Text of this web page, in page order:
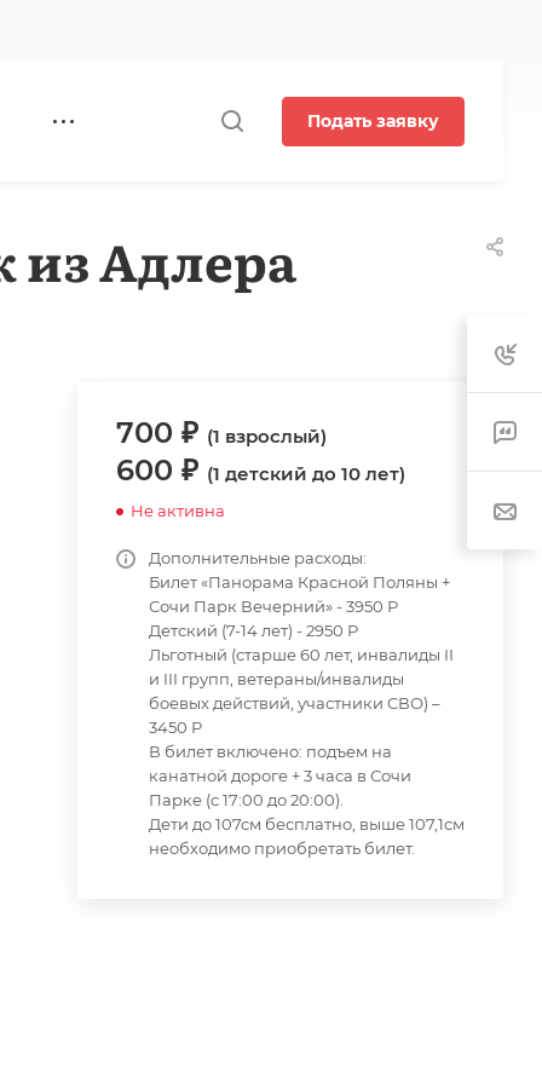
Подать заявку
из Адлера
700 ₽ (1 взрослый)
600 ₽ (1 детский до 10 лет)
Не активна
Дополнительные расходы:
Билет «Панорама Красной Поляны +
Сочи Парк Вечерний» - 3950 Р
Детский (7-14 лет) - 2950 Р
Льготный (старше 60 лет, инвалиды II
и III групп, ветераны/инвалиды
боевых действий, участники СВО) –
3450 Р
В билет включено: подъем на
канатной дороге + 3 часа в Сочи
Парке (с 17:00 до 20:00).
Дети до 107см бесплатно, выше 107,1см
необходимо приобретать билет.